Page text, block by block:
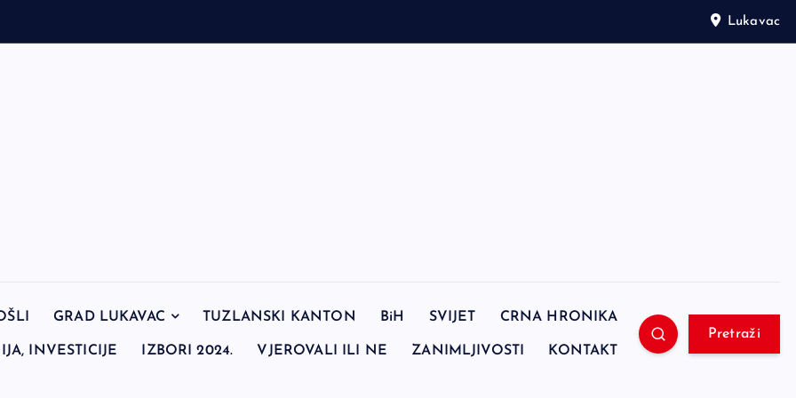
Lukavac
GRAD LUKAVAC TUZLANSKI KANTON BiH SVIJET CRNA HRONIKA
INVESTICIJE IZBORI 2024. VJEROVALI ILI NE ZANIMLJIVOSTI KONTAKT
Pretraži